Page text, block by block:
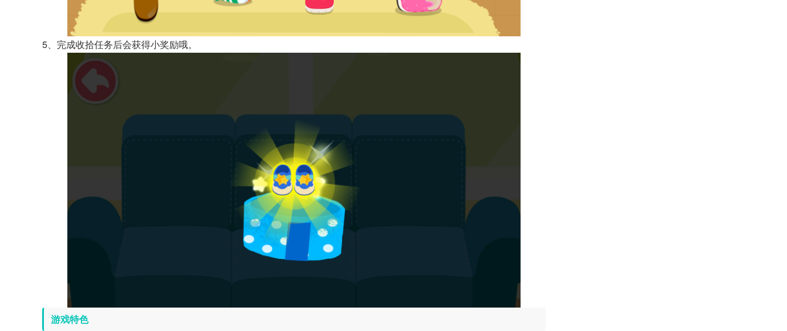
5、完成收拾任务后会获得小奖励哦。
游戏特色